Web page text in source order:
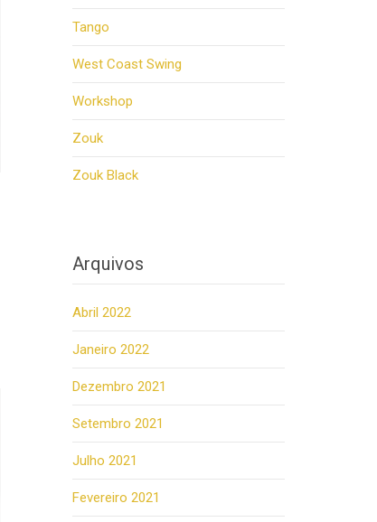
Tango
West Coast Swing
Workshop
Zouk
Zouk Black
Arquivos
Abril 2022
Janeiro 2022
Dezembro 2021
Setembro 2021
Julho 2021
Fevereiro 2021